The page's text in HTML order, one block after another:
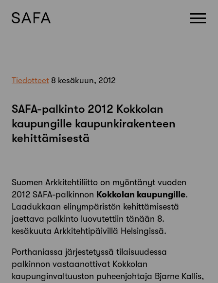
Tiedotteet 8 kesäkuun, 2012
SAFA-palkinto 2012 Kokkolan
kaupungille kaupunkirakenteen
kehittämisestä
Suomen Arkkitehtiliitto on myöntänyt vuoden
2012 SAFA-palkinnon Kokkolan kaupungille.
Laadukkaan elinympäristön kehittämisestä
jaettava palkinto luovutettiin tänään 8.
kesäkuuta Arkkitehtipäivillä Helsingissä.
Porthaniassa järjestetyssä tilaisuudessa
palkinnon vastaanottivat Kokkolan
kaupunginvaltuuston puheenjohtaja Bjarne Kallis,